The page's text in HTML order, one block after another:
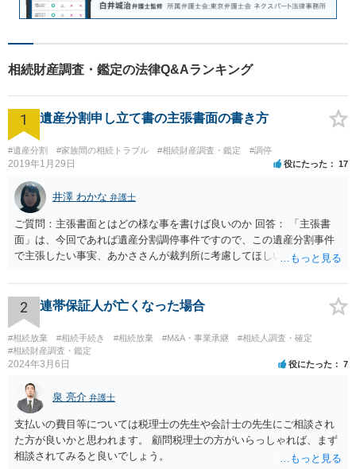
相続財産調査・鑑定の法律Q&Aランキング
1 遺産分割申し立て書の主張書面の書き方
#遺産分割 #家族間の相続トラブル #相続財産調査・鑑定 #調停
2019年1月29日 役にたった 17
井澤 わかな 弁護士
ご質問：主張書面とはどの様な事を書けば良いのか 回答： 「主張書
面」は、今回であれば遺産分割調停事件ですので、この遺産分割事件
で主張したい事実、あかささんが裁判所に考慮してほしいと思う、亡
ります。 もし、主張したい事実や考慮してほしい事情に関連して
資料を持っているようであれば、主張書面とは別で提出できます。も
し、お姉さんに見られたくないような資料がある場合、「非開示の希
望に関する申出書」と共に提出することも考えられます。 ご質問：書
いた方が良い事と書かない方が良い事 回答： お姉さんが申立書の「申
立ての趣旨」のところに書いている遺産の分け方に対して意見があれ
ば、まずそれを書くとよいです。 次に「申立ての理由」のところに、
なぜ調停を申し立てたのか(例えば、あかささんと話合いが出来ない／
決裂した、など)や亡くなった方・あかささん・お姉さん間の事情やい
きさつなどが書かれていると思うので、あかささんから見てそれは違
うと感じるところは、どのように違うのか、など書くとよいです。 そ
の他、お姉さんの申立書には書かれていないけど、どのように遺産を
2 連帯保証人が亡くなった場合
#相続放棄 #相続手続き #相続放棄 #M&A・事業承継
#相続人調査・確定
#相続財産調査・鑑定
2024年3月6日 役にたった 7
泉 亮介 弁護士
支払いの費目等については税理士の先生や会計士の先生にご相談され
た方が良いかと思われます。 顧問税理士の方がいらっしゃれば、まず
相談されてみると良いでしょう。